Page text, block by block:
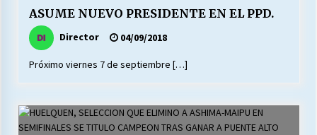
ASUME NUEVO PRESIDENTE EN EL PPD.
Director 04/09/2018
Próximo viernes 7 de septiembre […]